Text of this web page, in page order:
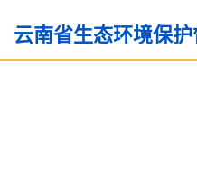
云南省生态环境保